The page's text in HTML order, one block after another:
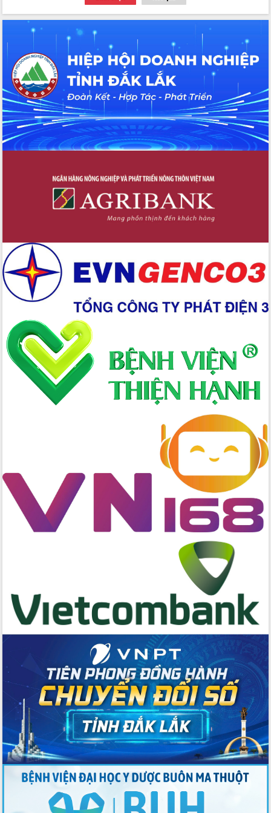
thông nguồn lực phát triển
Nâng cao hiệu lực, hiệu quả HĐND
tỉnh thông qua hiện đại hóa hành chính
Xã Ea Phê gắn cải cách hành chính với
chuyển đổi số
Phó Chủ tịch Thường trực UBND tỉnh
Hồ Thị Nguyên Thảo làm việc tại Trung
tâm Phục vụ hành chính công xã Ea
Phê
Xây dựng nền hành chính số đồng
hành cùng nông dân dân, doanh nghiệp
Giai đoạn 2026-2030, Đắk Lắk phấn
Chuyển đổi số 'mở đường' cho nông
nghiệp Đắk Lắk tăng trưởng bứt phá
Triển khai đồng bộ đo đạc, lập hồ sơ
đai
Ứng dụng sinh trắc học - Bước tiến
trong hành trình chuyển đổi số tại Đắk
Đắk Lắk nâng cao hiệu quả công tác
Đảng từ Sổ tay đảng viên điện tử
Đắk Lắk đẩy mạnh nuôi biển công
nghệ, hướng tới phát triển thủy sản
bền vững
Tập huấn nâng cao năng lực triển khai
chuyển đổi số cho cán bộ, công chức
Đắk Lắk phát động hưởng ứng Ngày
Tổ chức trang trọng Lễ hội Đền thờ
Lương Văn Chánh năm 2026
Phó Bí thư Tỉnh ủy Đắk Lắk Đỗ Hữu
Huy giữ chức Bí thư Đảng ủy Ủy Ban
Nhân dân tỉnh
Đánh giá, rút kinh nghiệm công tác tổ
chức diễn tập trước ngày bầu cử
Friendship Meeting New Year 2026”
Bầu cử Quốc hội và HĐND: Cử tri Đắk
Lắk gửi gắm niềm tin, kỳ vọng vào lá
phiếu
Đắk Lắk sẵn sàng các điều kiện cho
Ngày hội bầu cử đại biểu Quốc hội
khóa XVI và HĐND các cấp nhiệm kỳ
2026-2031
Đảm bảo cuộc bầu cử đại biểu Quốc
hội và đại biểu HĐND các cấp diễn ra
an toàn, hiệu quả, đúng quy định
Thủ tướng Chính phủ Phạm Minh Chính
kiểm tra, chỉ đạo hoàn thành các dự